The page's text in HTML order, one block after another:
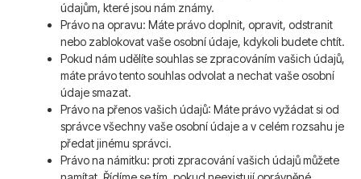
údajům, které jsou nám známy.
Právo na opravu: Máte právo doplnit, opravit, odstranit
nebo zablokovat vaše osobní údaje, kdykoli budete chtít.
Pokud nám udělíte souhlas se zpracováním vašich údajů,
máte právo tento souhlas odvolat a nechat vaše osobní
údaje smazat.
Právo na přenos vašich údajů: Máte právo vyžádat si od
správce všechny vaše osobní údaje a v celém rozsahu je
předat jinému správci.
Právo na námitku: proti zpracování vašich údajů můžete